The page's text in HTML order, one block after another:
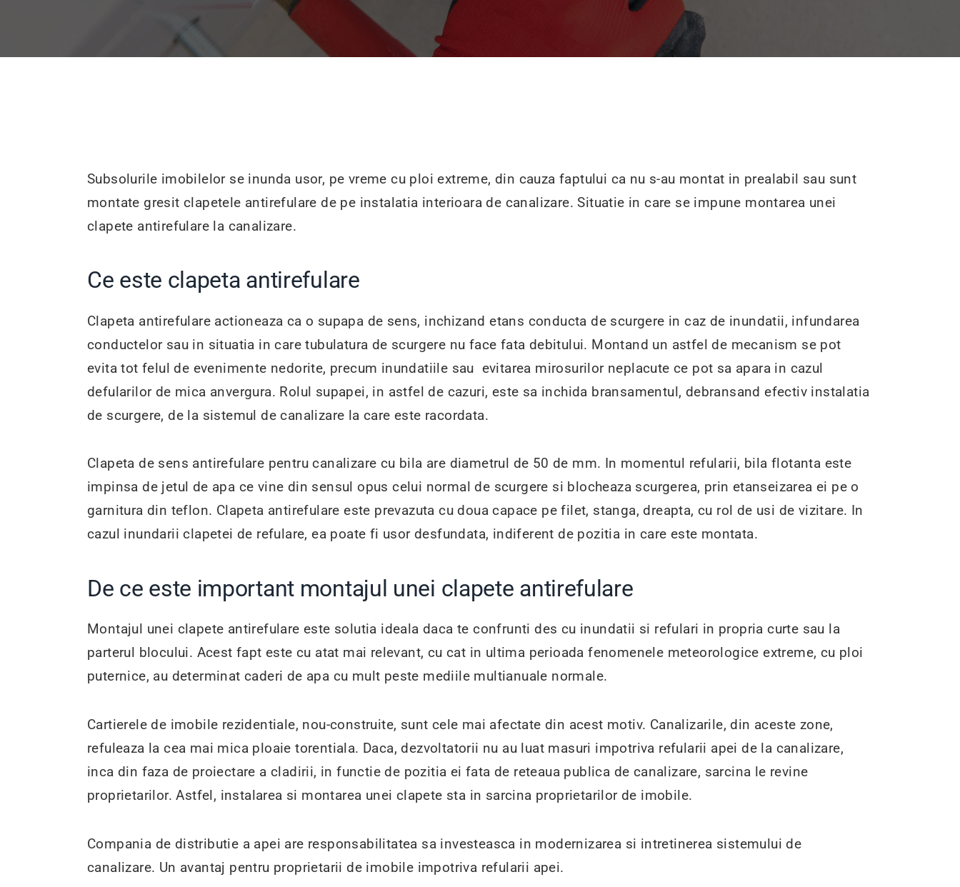
Subsolurile imobilelor se inunda usor, pe vreme cu ploi extreme, din cauza faptului ca nu s-au montat in prealabil sau sunt
montate gresit clapetele antirefulare de pe instalatia interioara de canalizare. Situatie in care se impune montarea unei
clapete antirefulare la canalizare.
Ce este clapeta antirefulare
Clapeta antirefulare actioneaza ca o supapa de sens, inchizand etans conducta de scurgere in caz de inundatii, infundarea
conductelor sau in situatia in care tubulatura de scurgere nu face fata debitului. Montand un astfel de mecanism se pot
evita tot felul de evenimente nedorite, precum inundatiile sau evitarea mirosurilor neplacute ce pot sa apara in cazul
defularilor de mica anvergura. Rolul supapei, in astfel de cazuri, este sa inchida bransamentul, debransand efectiv instalatia
de scurgere, de la sistemul de canalizare la care este racordata.
Clapeta de sens antirefulare pentru canalizare cu bila are diametrul de 50 de mm. In momentul refularii, bila flotanta este
impinsa de jetul de apa ce vine din sensul opus celui normal de scurgere si blocheaza scurgerea, prin etanseizarea ei pe o
garnitura din teflon. Clapeta antirefulare este prevazuta cu doua capace pe filet, stanga, dreapta, cu rol de usi de vizitare. In
cazul inundarii clapetei de refulare, ea poate fi usor desfundata, indiferent de pozitia in care este montata.
De ce este important montajul unei clapete antirefulare
Montajul unei clapete antirefulare este solutia ideala daca te confrunti des cu inundatii si refulari in propria curte sau la
parterul blocului. Acest fapt este cu atat mai relevant, cu cat in ultima perioada fenomenele meteorologice extreme, cu ploi
puternice, au determinat caderi de apa cu mult peste mediile multianuale normale.
Cartierele de imobile rezidentiale, nou-construite, sunt cele mai afectate din acest motiv. Canalizarile, din aceste zone,
refuleaza la cea mai mica ploaie torentiala. Daca, dezvoltatorii nu au luat masuri impotriva refularii apei de la canalizare,
inca din faza de proiectare a cladirii, in functie de pozitia ei fata de reteaua publica de canalizare, sarcina le revine
proprietarilor. Astfel, instalarea si montarea unei clapete sta in sarcina proprietarilor de imobile.
Compania de distributie a apei are responsabilitatea sa investeasca in modernizarea si intretinerea sistemului de
canalizare. Un avantaj pentru proprietarii de imobile impotriva refularii apei.